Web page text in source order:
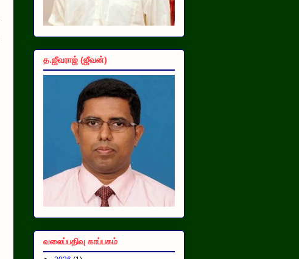
த.ஜீவராஜ் (ஜீவன்)
வலைப்பதிவு காப்பகம்